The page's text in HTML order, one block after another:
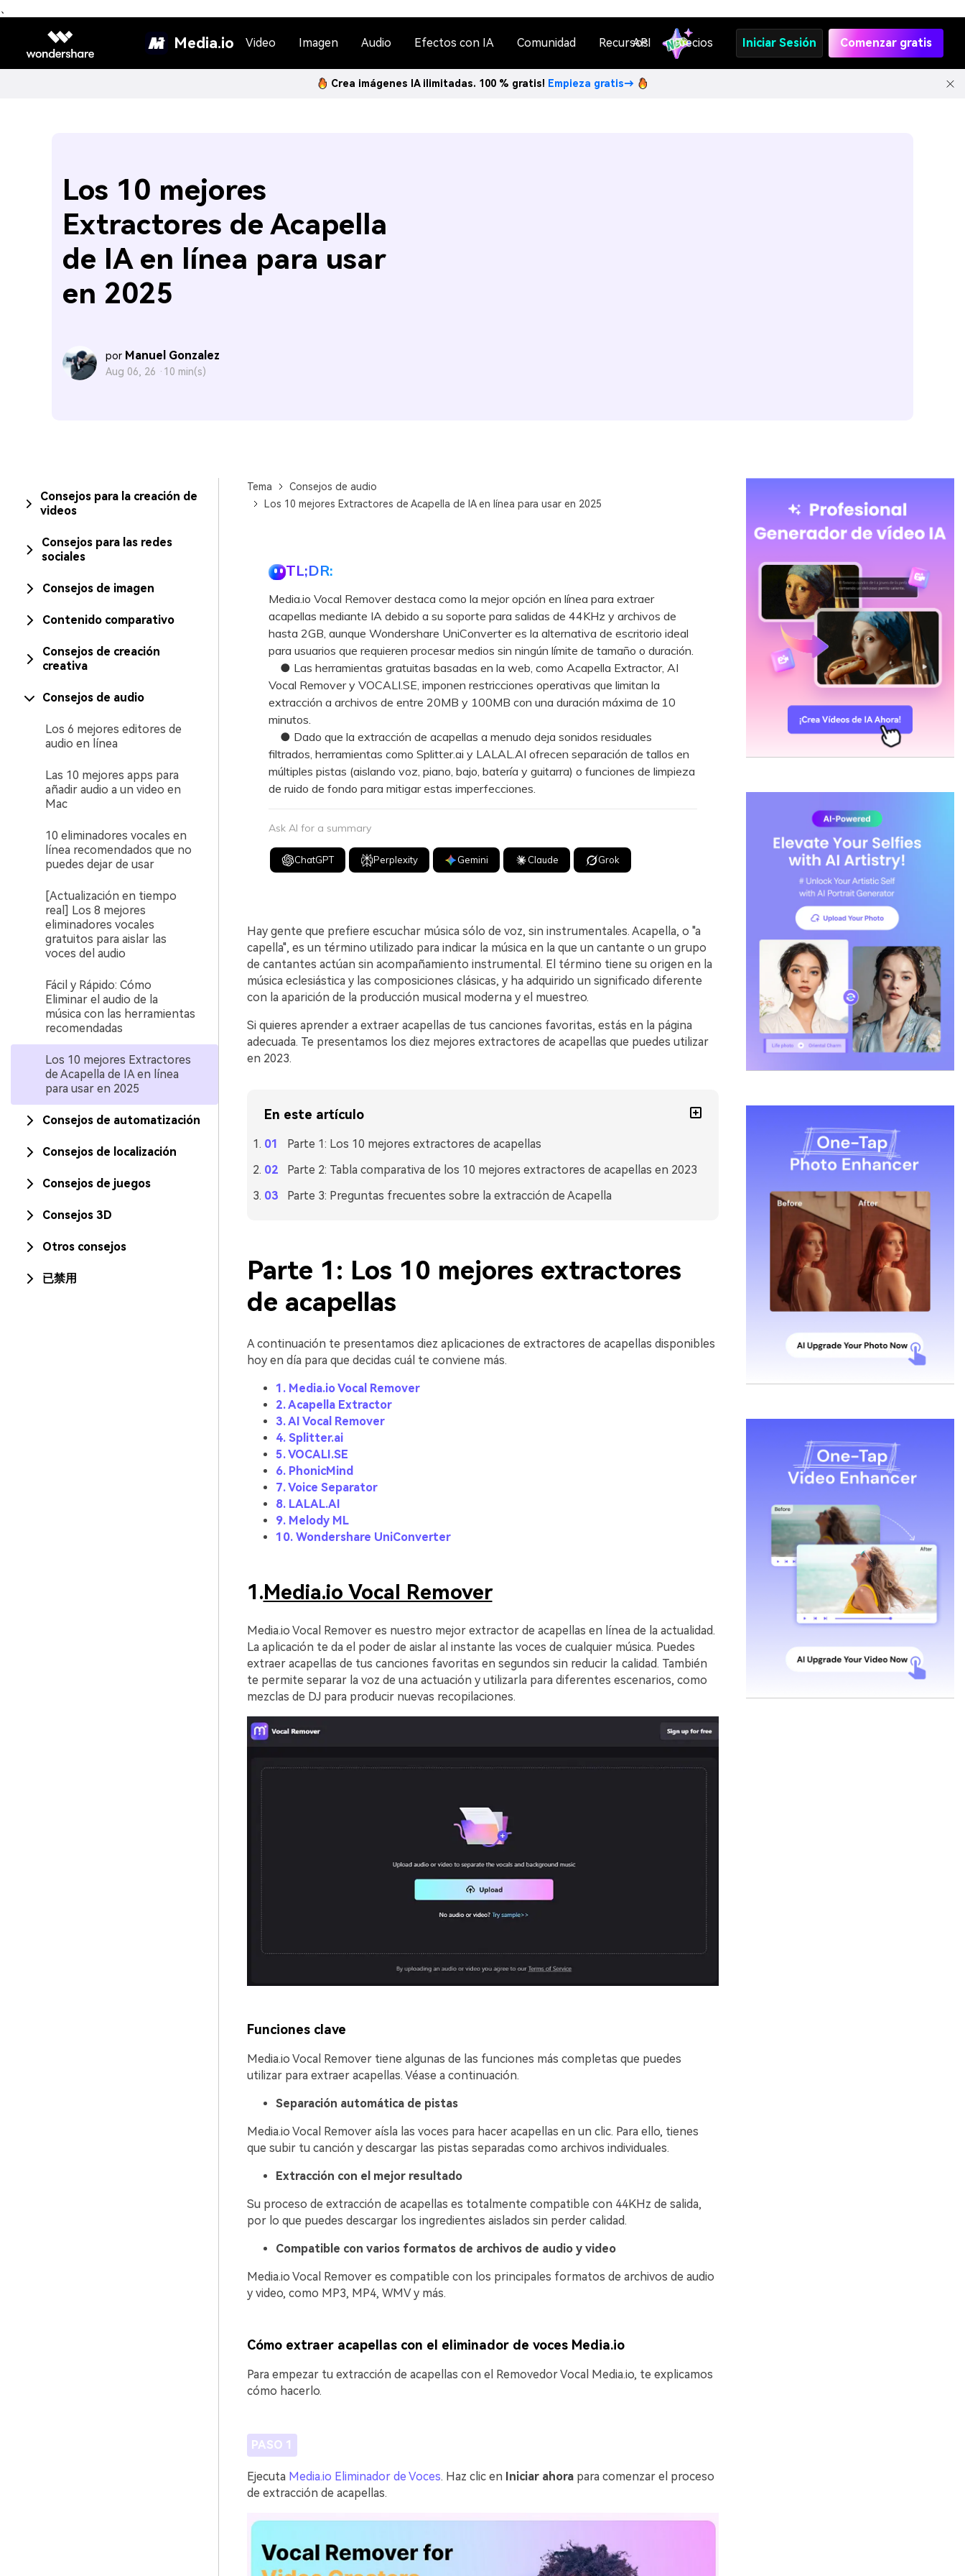
、
Media.io Video Imagen Audio Efectos con IA Comunidad Recursos
API Precios Iniciar Sesión Comenzar gratis
Crea imágenes IA ilimitadas. 100 % gratis! Empieza gratis→
Los 10 mejores
Extractores de Acapella
de IA en línea para usar
en 2025
por Manuel Gonzalez
Aug 06, 26 · 10 min(s)
Consejos para la creación de
videos
Consejos para las redes
sociales
Consejos de imagen
Contenido comparativo
Consejos de creación
creativa
Consejos de audio
Los 6 mejores editores de
audio en línea
Las 10 mejores apps para
añadir audio a un video en
Mac
10 eliminadores vocales en
línea recomendados que no
puedes dejar de usar
[Actualización en tiempo
real] Los 8 mejores
eliminadores vocales
gratuitos para aislar las
voces del audio
Fácil y Rápido: Cómo
Eliminar el audio de la
música con las herramientas
recomendadas
Los 10 mejores Extractores
de Acapella de IA en línea
para usar en 2025
Consejos de automatización
Consejos de localización
Consejos de juegos
Consejos 3D
Otros consejos
已禁用
Tema
Consejos de audio
Los 10 mejores Extractores de Acapella de IA en línea para usar en 2025
TL;DR:
Media.io Vocal Remover destaca como la mejor opción en línea para extraer
acapellas mediante IA debido a su soporte para salidas de 44KHz y archivos de
hasta 2GB, aunque Wondershare UniConverter es la alternativa de escritorio ideal
para usuarios que requieren procesar medios sin ningún límite de tamaño o duración.
● Las herramientas gratuitas basadas en la web, como Acapella Extractor, AI
Vocal Remover y VOCALI.SE, imponen restricciones operativas que limitan la
extracción a archivos de entre 20MB y 100MB con una duración máxima de 10
minutos.
● Dado que la extracción de acapellas a menudo deja sonidos residuales
filtrados, herramientas como Splitter.ai y LALAL.AI ofrecen separación de tallos en
múltiples pistas (aislando voz, piano, bajo, batería y guitarra) o funciones de limpieza
de ruido de fondo para mitigar estas imperfecciones.
Ask AI for a summary
ChatGPT Perplexity Gemini Claude Grok
Hay gente que prefiere escuchar música sólo de voz, sin instrumentales. Acapella, o "a
capella", es un término utilizado para indicar la música en la que un cantante o un grupo
de cantantes actúan sin acompañamiento instrumental. El término tiene su origen en la
música eclesiástica y las composiciones clásicas, y ha adquirido un significado diferente
con la aparición de la producción musical moderna y el muestreo.
Si quieres aprender a extraer acapellas de tus canciones favoritas, estás en la página
adecuada. Te presentamos los diez mejores extractores de acapellas que puedes utilizar
en 2023.
En este artículo
Parte 1: Los 10 mejores extractores de acapellas
Parte 2: Tabla comparativa de los 10 mejores extractores de acapellas en 2023
Parte 3: Preguntas frecuentes sobre la extracción de Acapella
Parte 1: Los 10 mejores extractores
de acapellas
A continuación te presentamos diez aplicaciones de extractores de acapellas disponibles
hoy en día para que decidas cuál te conviene más.
1. Media.io Vocal Remover
2. Acapella Extractor
3. AI Vocal Remover
4. Splitter.ai
5. VOCALI.SE
6. PhonicMind
7. Voice Separator
8. LALAL.AI
9. Melody ML
10. Wondershare UniConverter
1.Media.io Vocal Remover
Media.io Vocal Remover es nuestro mejor extractor de acapellas en línea de la actualidad.
La aplicación te da el poder de aislar al instante las voces de cualquier música.󠀲󠀡󠀡󠀤󠀥󠀦󠀣󠀩󠀦󠀳󠀰 Puedes
extraer acapellas de tus canciones favoritas en segundos sin reducir la calidad.󠀲󠀡󠀡󠀤󠀥󠀦󠀣󠀩󠀧󠀳󠀰 También
te permite separar la voz de una actuación y utilizarla para diferentes escenarios, como
mezclas de DJ para producir nuevas recopilaciones.
Funciones clave
Media.io Vocal Remover tiene algunas de las funciones más completas que puedes
utilizar para extraer acapellas. Véase a continuación.
Separación automática de pistas
Media.io Vocal Remover aísla las voces para hacer acapellas en un clic. Para ello, tienes
que subir tu canción y descargar las pistas separadas como archivos individuales.
Extracción con el mejor resultado
Su proceso de extracción de acapellas es totalmente compatible con 44KHz de salida,
por lo que puedes descargar los ingredientes aislados sin perder calidad.
Compatible con varios formatos de archivos de audio y video
Media.io Vocal Remover es compatible con los principales formatos de archivos de audio
y video, como MP3, MP4, WMV y más.
Cómo extraer acapellas con el eliminador de voces Media.io
Para empezar tu extracción de acapellas con el Removedor Vocal Media.io, te explicamos
cómo hacerlo.
PASO 1
Ejecuta Media.io Eliminador de Voces. Haz clic en Iniciar ahorapara comenzar el proceso
de extracción de acapellas.